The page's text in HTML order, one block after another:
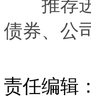
推荐
债券、公
责任编辑